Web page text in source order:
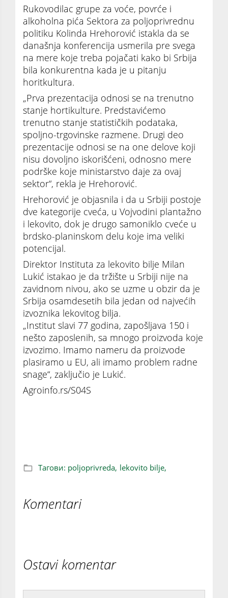
Rukovodilac grupe za voće, povrće i
alkoholna pića Sektora za poljoprivrednu
politiku Kolinda Hrehorović istakla da se
današnja konferencija usmerila pre svega
na mere koje treba pojačati kako bi Srbija
bila konkurentna kada je u pitanju
horitkultura.
„Prva prezentacija odnosi se na trenutno
stanje hortikulture. Predstavićemo
trenutno stanje statističkih podataka,
spoljno-trgovinske razmene. Drugi deo
prezentacije odnosi se na one delove koji
nisu dovoljno iskorišćeni, odnosno mere
podrške koje ministarstvo daje za ovaj
sektor“, rekla je Hrehorović.
Hrehorović je objasnila i da u Srbiji postoje
dve kategorije cveća, u Vojvodini plantažno
i lekovito, dok je drugo samoniklo cveće u
brdsko-planinskom delu koje ima veliki
potencijal.
Direktor Instituta za lekovito bilje Milan
Lukić istakao je da tržište u Srbiji nije na
zavidnom nivou, ako se uzme u obzir da je
Srbija osamdesetih bila jedan od najvećih
izvoznika lekovitog bilja.
„Institut slavi 77 godina, zapošljava 150 i
nešto zaposlenih, sa mnogo proizvoda koje
izvozimo. Imamo nameru da proizvode
plasiramo u EU, ali imamo problem radne
snage“, zaključio je Lukić.
Agroinfo.rs/S04S
Тагови: poljoprivreda, lekovito bilje,
Komentari
Ostavi komentar